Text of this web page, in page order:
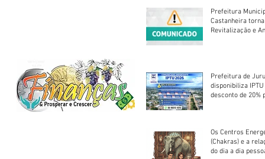
Prefeitura
Castanheira
Revitalização e
Prefeitura de
disponibiliza
desconto de 20%
Os Centros
(Chakras) e a
do dia a dia